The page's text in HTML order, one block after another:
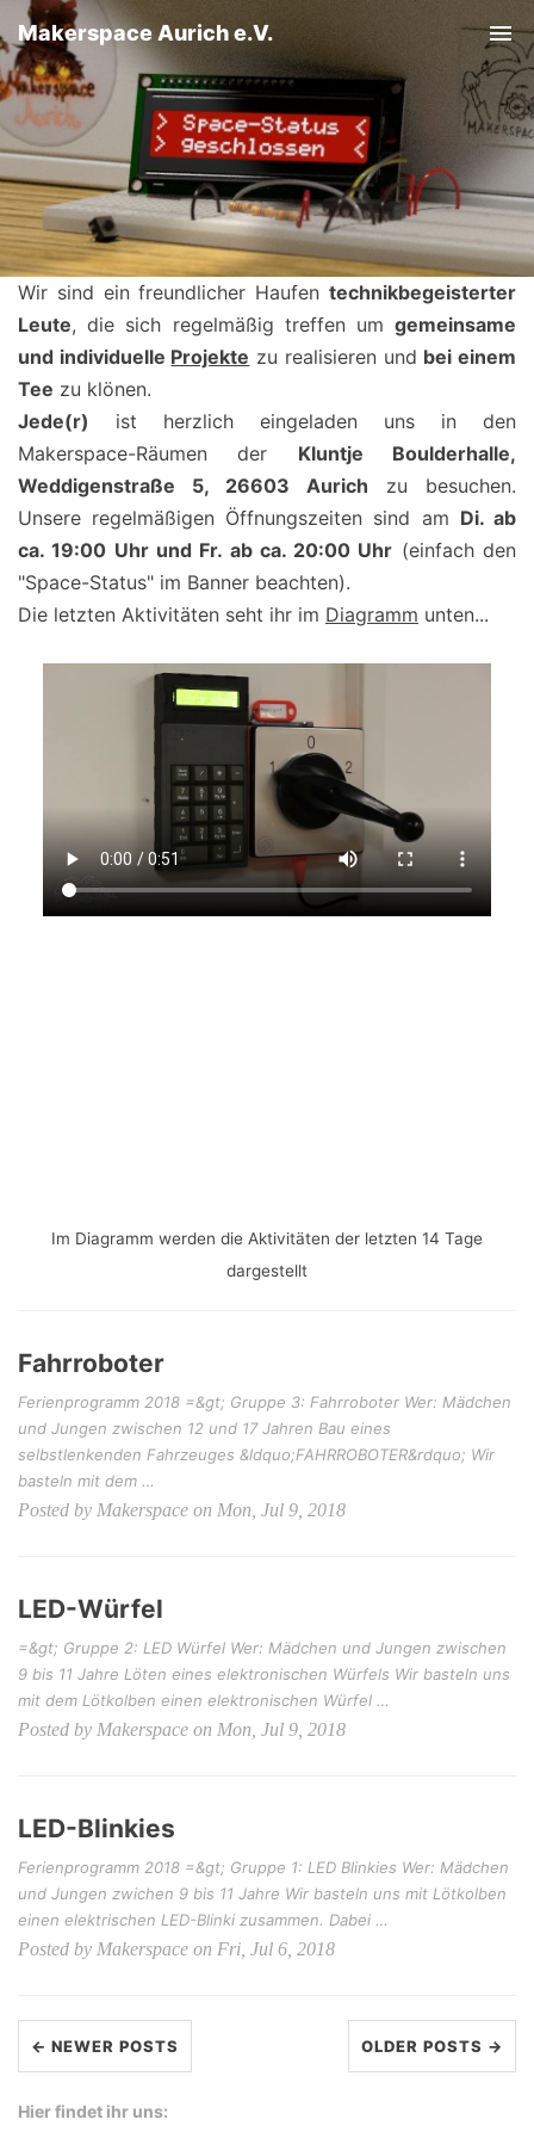
Makerspace Aurich e.V.
Wir sind ein freundlicher Haufen technikbegeisterter
Leute, die sich regelmäßig treffen um gemeinsame
und individuelle Projekte zu realisieren und bei einem
Tee zu klönen.
Jede(r) ist herzlich eingeladen uns in den
Makerspace-Räumen der Kluntje Boulderhalle,
Weddigenstraße 5, 26603 Aurich zu besuchen.
Unsere regelmäßigen Öffnungszeiten sind am Di. ab
ca. 19:00 Uhr und Fr. ab ca. 20:00 Uhr (einfach den
"Space-Status" im Banner beachten).
Die letzten Aktivitäten seht ihr im Diagramm unten...
Im Diagramm werden die Aktivitäten der letzten 14 Tage
dargestellt
Fahrroboter
Ferienprogramm 2018 =&gt; Gruppe 3: Fahrroboter Wer: Mädchen
und Jungen zwischen 12 und 17 Jahren Bau eines
selbstlenkenden Fahrzeuges &ldquo;FAHRROBOTER&rdquo; Wir
basteln mit dem …
Posted by Makerspace on Mon, Jul 9, 2018
LED-Würfel
=&gt; Gruppe 2: LED Würfel Wer: Mädchen und Jungen zwischen
9 bis 11 Jahre Löten eines elektronischen Würfels Wir basteln uns
mit dem Lötkolben einen elektronischen Würfel …
Posted by Makerspace on Mon, Jul 9, 2018
LED-Blinkies
Ferienprogramm 2018 =&gt; Gruppe 1: LED Blinkies Wer: Mädchen
und Jungen zwichen 9 bis 11 Jahre Wir basteln uns mit Lötkolben
einen elektrischen LED-Blinki zusammen. Dabei …
Posted by Makerspace on Fri, Jul 6, 2018
← NEWER POSTS OLDER POSTS →
Hier findet ihr uns: